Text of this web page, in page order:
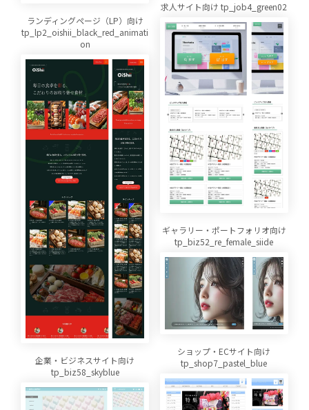
求人サイト向け tp_job4_green02
ランディングページ（LP）向け
tp_lp2_oishii_black_red_animati
on
ギャラリー・ポートフォリオ向け
tp_biz52_re_female_siide
ショップ・ECサイト向け
tp_shop7_pastel_blue
企業・ビジネスサイト向け
tp_biz58_skyblue